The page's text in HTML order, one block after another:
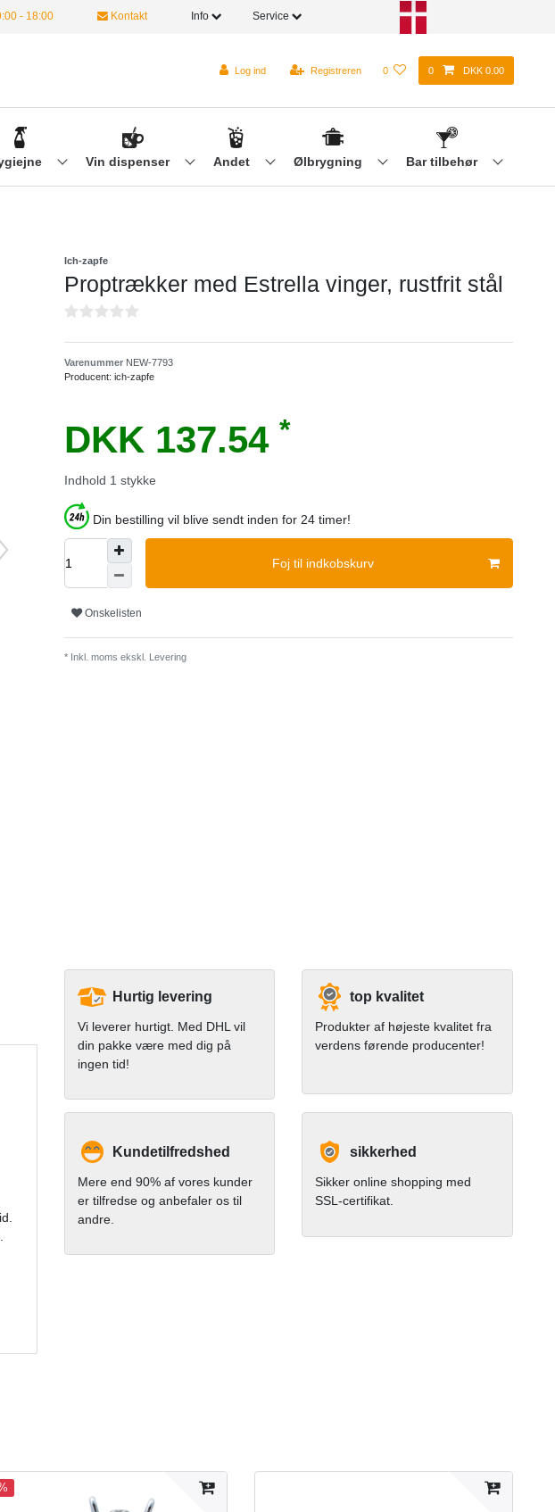
- 18:00 Kontakt Info Service
Log ind Registreren 0 0 DKK 0.00
Vin dispenser Andet Ølbrygning Bar tilbehør
Ich-zapfe
Proptrækker med Estrella vinger, rustfrit stål
Varenummer NEW-7793
Producent: ich-zapfe
DKK 137.54 *
Indhold 1 stykke
Din bestilling vil blive sendt inden for 24 timer!
Foj til indkobskurv
Onskelisten
* Inkl. moms ekskl. Levering
Hurtig levering
Vi leverer hurtigt. Med DHL vil
din pakke være med dig på
ingen tid!
top kvalitet
Produkter af højeste kvalitet fra
verdens førende producenter!
Kundetilfredshed
Mere end 90% af vores kunder
er tilfredse og anbefaler os til
andre.
sikkerhed
Sikker online shopping med
SSL-certifikat.